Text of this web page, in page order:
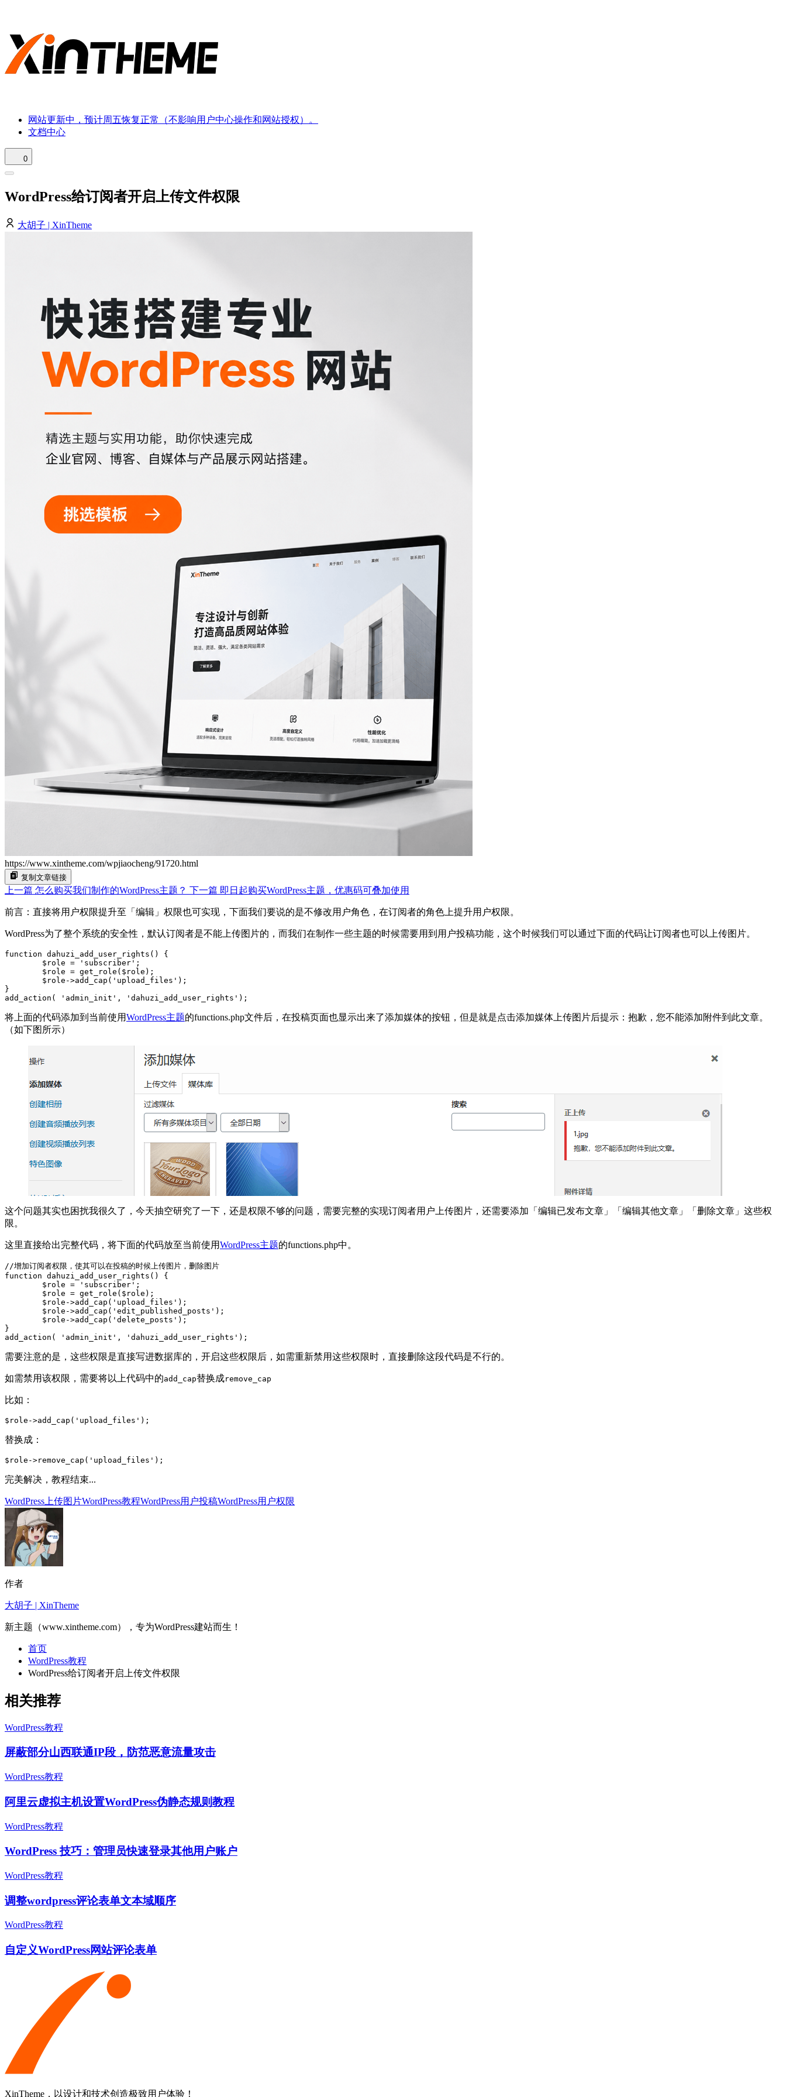
网站更新中，预计周五恢复正常（不影响用户中心操作和网站授权）。
文档中心
0
WordPress给订阅者开启上传文件权限
大胡子 | XinTheme
https://www.xintheme.com/wpjiaocheng/91720.html
复制文章链接
上一篇 怎么购买我们制作的WordPress主题？ 下一篇 即日起购买WordPress主题，优惠码可叠加使用
前言：直接将用户权限提升至「编辑」权限也可实现，下面我们要说的是不修改用户角色，在订阅者的角色上提升用户权限。
WordPress为了整个系统的安全性，默认订阅者是不能上传图片的，而我们在制作一些主题的时候需要用到用户投稿功能，这个时候我们可以通过下面的代码让订阅者也可以上传图片。
function dahuzi_add_user_rights() {
}
add_action( 'admin_init', 'dahuzi_add_user_rights');
将上面的代码添加到当前使用WordPress主题的functions.php文件后，在投稿页面也显示出来了添加媒体的按钮，但是就是点击添加媒体上传图片后提示：抱歉，您不能添加附件到此文章。
（如下图所示）
这个问题其实也困扰我很久了，今天抽空研究了一下，还是权限不够的问题，需要完整的实现订阅者用户上传图片，还需要添加「编辑已发布文章」「编辑其他文章」「删除文章」这些权
限。
这里直接给出完整代码，将下面的代码放至当前使用WordPress主题的functions.php中。
//增加订阅者权限，使其可以在投稿的时候上传图片，删除图片
function dahuzi_add_user_rights() {
}
add_action( 'admin_init', 'dahuzi_add_user_rights');
需要注意的是，这些权限是直接写进数据库的，开启这些权限后，如需重新禁用这些权限时，直接删除这段代码是不行的。
如需禁用该权限，需要将以上代码中的add_cap替换成remove_cap
比如：
$role->add_cap('upload_files');
替换成：
$role->remove_cap('upload_files');
完美解决，教程结束...
WordPress上传图片WordPress教程WordPress用户投稿WordPress用户权限
作者
大胡子 | XinTheme
新主题（www.xintheme.com），专为WordPress建站而生！
首页
WordPress教程
WordPress给订阅者开启上传文件权限
相关推荐
WordPress教程
屏蔽部分山西联通IP段，防范恶意流量攻击
WordPress教程
阿里云虚拟主机设置WordPress伪静态规则教程
WordPress教程
WordPress 技巧：管理员快速登录其他用户账户
WordPress教程
调整wordpress评论表单文本域顺序
WordPress教程
自定义WordPress网站评论表单
XinTheme，以设计和技术创造极致用户体验！